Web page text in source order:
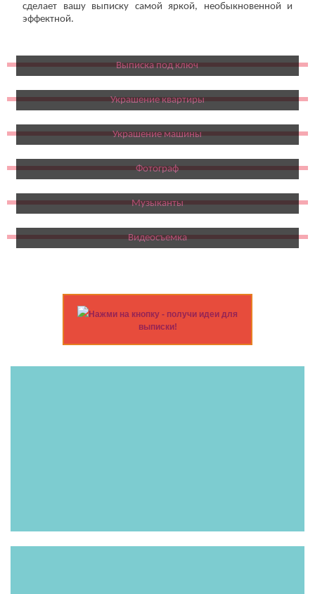
сделает вашу выписку самой яркой, необыкновенной и
эффектной.
Выписка под ключ
Украшение квартиры
Украшение машины
Фотограф
Музыканты
Видеосъемка
Нажми на кнопку - получи идеи для
выписки!